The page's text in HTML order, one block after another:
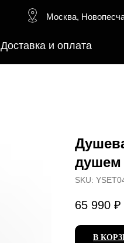
Москва,
Доставка и оплата
душем
SKU:
65 990 ₽
В